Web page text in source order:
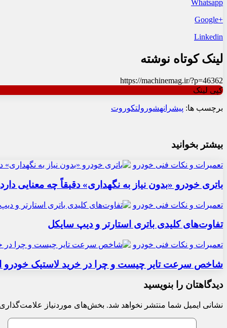
Whatsapp
+Google
Linkedin
لینک کوتاه نوشته
https://machinemag.ir/?p=46362
کپی لینک
برچسب ها: پیشرانهشورولتکوروت
بیشتر بخوانید
تعمیرات و نکات فنی خودرو
باتری خودرو «بدون نیاز به نگهداری» دقیقاً چه معنایی
تعمیرات و نکات فنی خودرو
تفاوت‌های کلیدی باتری استارتر و دیپ سایکل
تعمیرات و نکات فنی خودرو
شاخص سرعت تایر چیست و چرا در خرید لاستیک خودرو
دیدگاهتان را بنویسید
نشانی ایمیل شما منتشر نخواهد شد. بخش‌های موردنیاز